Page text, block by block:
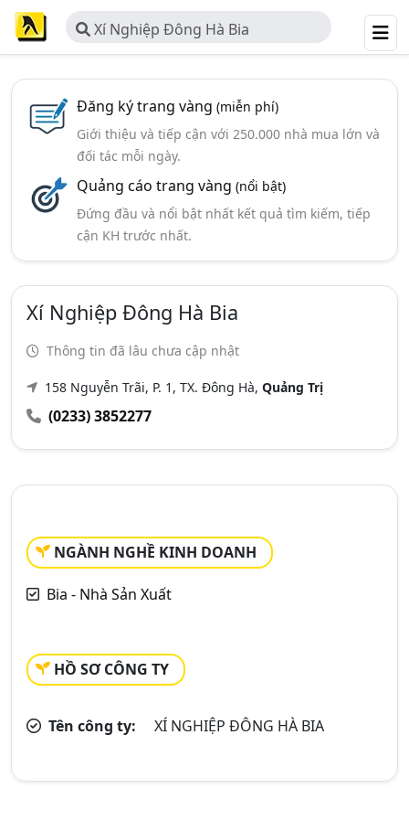
Xí Nghiệp Đông Hà Bia
Đăng ký trang vàng (miễn phí)
Giới thiệu và tiếp cận với 250.000 nhà mua lớn và
đối tác mỗi ngày.
Quảng cáo trang vàng (nổi bật)
Đứng đầu và nổi bật nhất kết quả tìm kiếm, tiếp
cận KH trước nhất.
Xí Nghiệp Đông Hà Bia
Thông tin đã lâu chưa cập nhật
158 Nguyễn Trãi, P. 1, TX. Đông Hà, Quảng Trị
(0233) 3852277
NGÀNH NGHỀ KINH DOANH
Bia - Nhà Sản Xuất
HỒ SƠ CÔNG TY
Tên công ty: XÍ NGHIỆP ĐÔNG HÀ BIA